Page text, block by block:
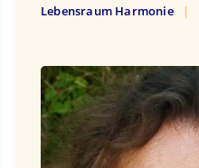
Lebensraum Harmonie